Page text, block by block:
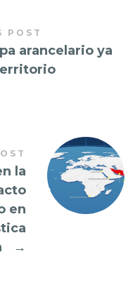
POST
arancelario ya
la
en
→